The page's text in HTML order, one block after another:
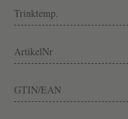
Trinktemp.
ArtikelNr
GTIN/EAN